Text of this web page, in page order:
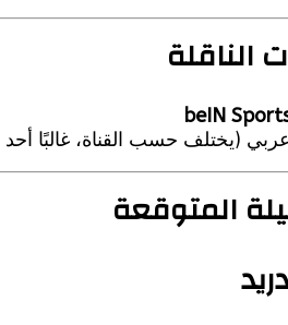
الناقلة
beIN
(يختلف حسب القناة، غالبًا أحد
المتوقعة